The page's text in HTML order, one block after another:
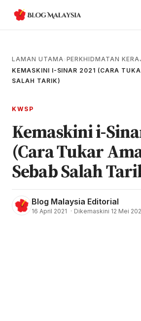
LAMAN UTAMA› PERKHIDMATAN
KEMASKINI I-SINAR 2021 (CARA
SALAH TARIK)
KWSP
Kemaskini i-
(Cara Tukar
Sebab Salah
Blog Malaysia Editorial
16 April 2021 · Dikemaskini 12 Mei